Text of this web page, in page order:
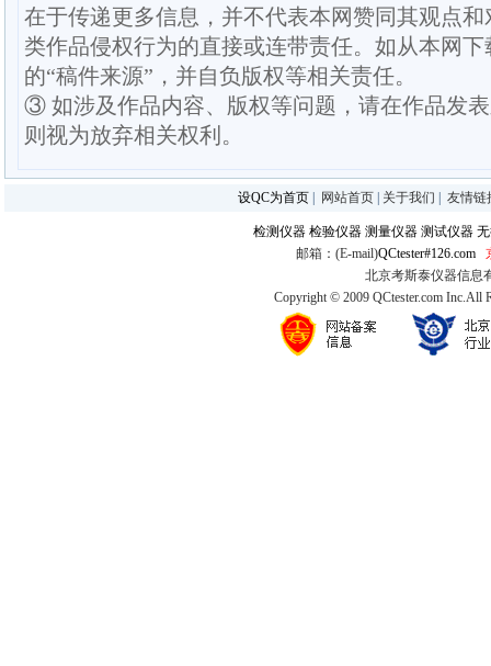
在于传递更多信息，并不代表本网赞同其观点
类作品侵权行为的直接或连带责任。如从本网
的“稿件来源”，并自负版权等相关责任。
③ 如涉及作品内容、版权等问题，请在作品发
则视为放弃相关权利。
设QC为首页 网站首页 关于我们 友情链
检测仪器 检验仪器 测量仪器 测试仪器
邮箱：(E-mail)QCtester#126.com
北京考斯泰仪器信息
Copyright © 2009 QCtester.com Inc.All